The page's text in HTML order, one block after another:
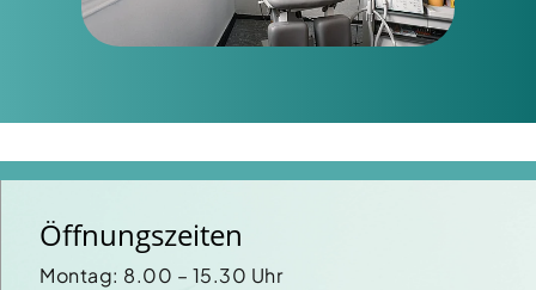
Öffnungszeiten
Montag: 8.00 – 15.30 Uhr